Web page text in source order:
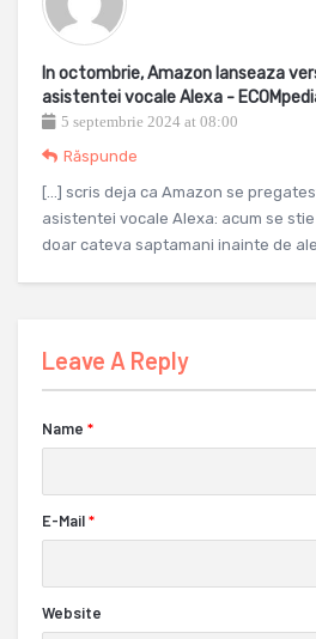
In octombrie, Amazon lanseaza
asistentei vocale Alexa -
5 septembrie 2024 at 08:00
Răspunde
[…] scris deja ca Amazon se
asistentei vocale Alexa: acum se
doar cateva saptamani inainte de
Leave A Reply
Name *
E-Mail*
Website